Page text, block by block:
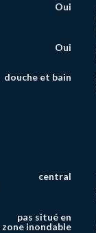
Oui
Oui
douche et bain
central
pas situé en
zone inondable